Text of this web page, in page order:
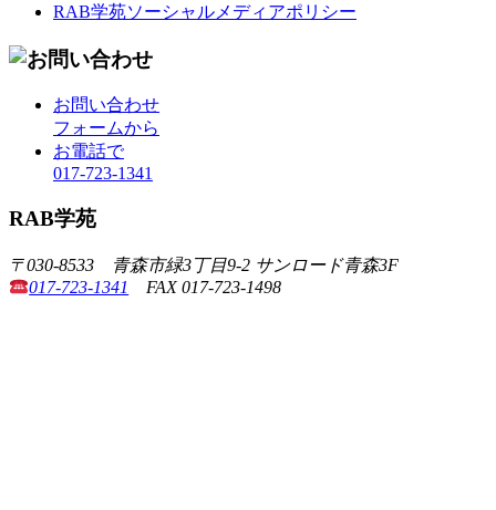
RAB学苑ソーシャルメディアポリシー
お問い合わせ
フォームから
お電話で
017-723-1341
RAB学苑
〒030-8533 青森市緑3丁目9-2 サンロード青森3F
017-723-1341
FAX 017-723-1498